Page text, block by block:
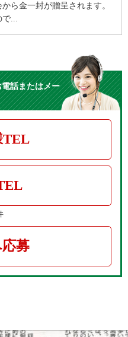
ら金一封が贈呈されます。
...
話またはメー
TEL
募